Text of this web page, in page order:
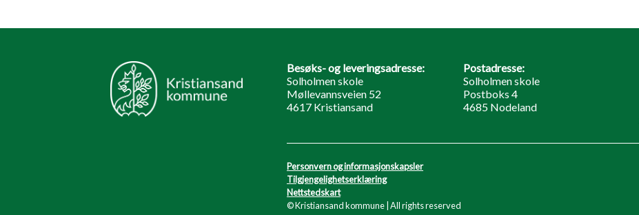
Besøks- og leveringsadresse:
Solholmen skole
Møllevannsveien 52
4617 Kristiansand
Postadresse:
Solholmen skole
Postboks 4
4685 Nodeland
Personvern og informasjonskapsler
Tilgjengelighetserklæring
Nettstedskart
© Kristiansand kommune | All rights reserved